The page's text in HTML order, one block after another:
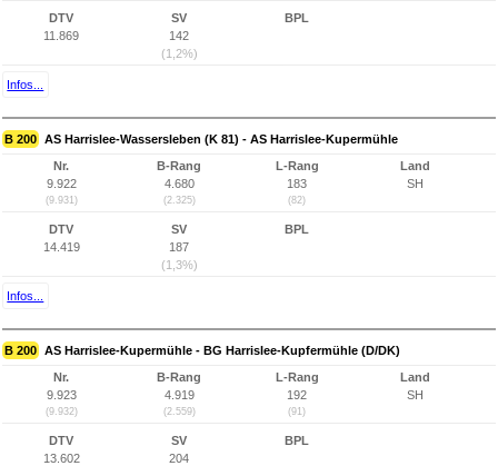
DTV
11.869
SV
142
(1,2%)
BPL
Infos...
B 200 AS Harrislee-Wassersleben (K 81) - AS Harrislee-Kupermühle
Nr.
9.922
(9.931)
B-Rang
4.680
(2.325)
L-Rang
183
(82)
Land
SH
DTV
14.419
SV
187
(1,3%)
BPL
Infos...
B 200 AS Harrislee-Kupermühle - BG Harrislee-Kupfermühle (D/DK)
Nr.
9.923
(9.932)
B-Rang
4.919
(2.559)
L-Rang
192
(91)
Land
SH
DTV
13.602
SV
204
BPL